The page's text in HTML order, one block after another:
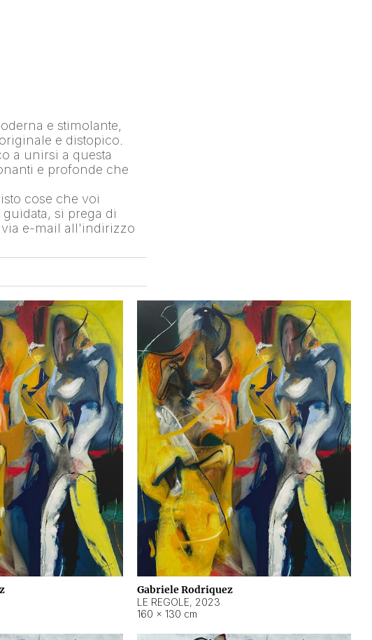
e stimolante,
e distopico.
a unirsi a questa
e profonde che
cose che voi
si prega di
via e-mail all'indirizzo
Gabriele Rodriquez
LE REGOLE, 2023
160 × 130 cm